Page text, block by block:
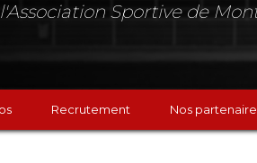
Sportive de
Recrutement Nos